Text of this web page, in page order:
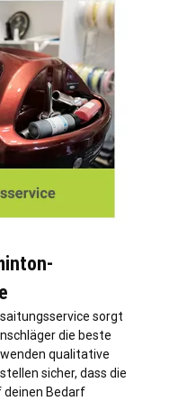
sorgt
die beste
qualitative
sicher, dass die
deinen Bedarf